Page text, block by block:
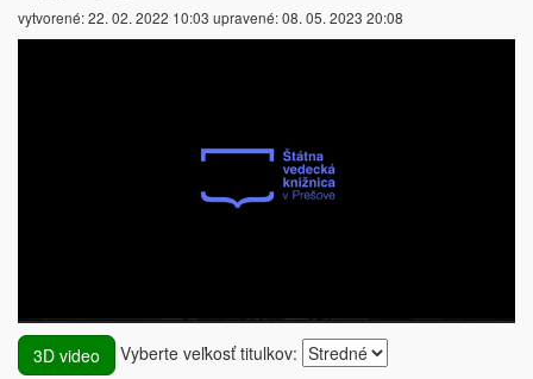
vytvorené:22. 02. 2022 10:03 upravené:08. 05. 2023 20:08
3D video Vyberte veľkosť titulkov: